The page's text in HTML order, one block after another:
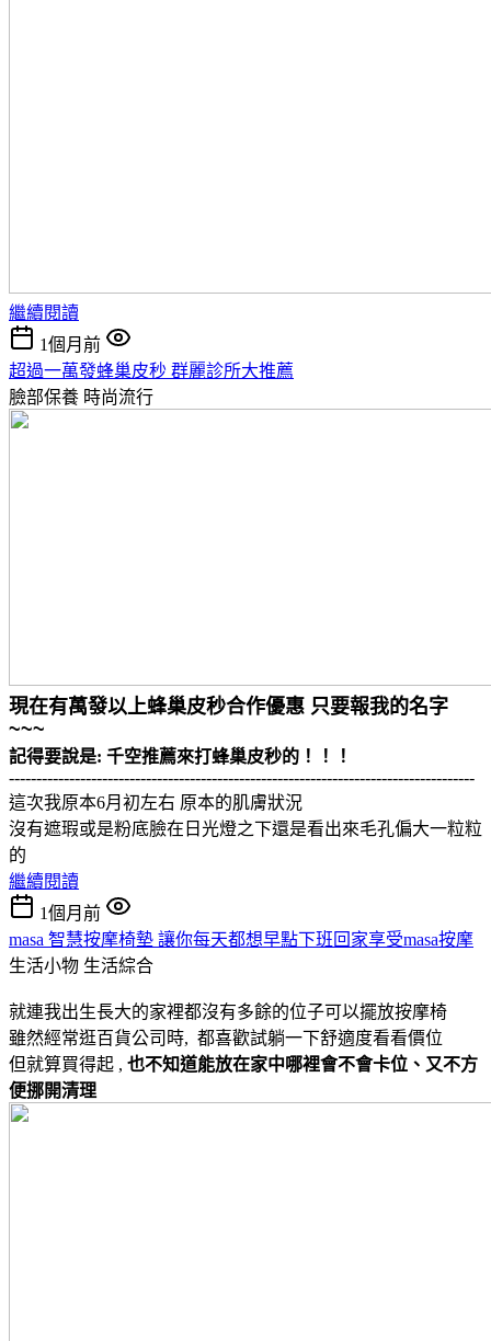
繼續閱讀
1個月前
超過一萬發蜂巢皮秒 群麗診所大推薦
臉部保養 時尚流行
現在有萬發以上蜂巢皮秒合作優惠 只要報我的名字
~~~
記得要說是: 千空推薦來打蜂巢皮秒的！！！
-------------------------------------------------------------------------------------
這次我原本6月初左右 原本的肌膚狀況
沒有遮瑕或是粉底臉在日光燈之下還是看出來毛孔偏大一粒粒
的
繼續閱讀
1個月前
masa 智慧按摩椅墊 讓你每天都想早點下班回家享受masa按摩
生活小物 生活綜合
就連我出生長大的家裡都沒有多餘的位子可以擺放按摩椅
雖然經常逛百貨公司時, 都喜歡試躺一下舒適度看看價位
但就算買得起 , 也不知道能放在家中哪裡會不會卡位、又不方
便挪開清理